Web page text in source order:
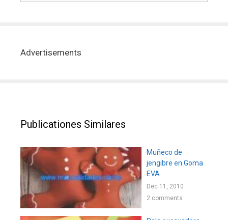
Advertisements
Publicationes Similares
Muñeco de
jengibre en Goma
EVA
Dec 11, 2010
2 comments